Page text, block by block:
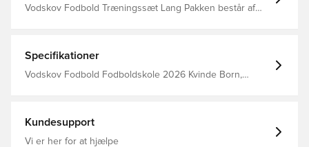
Vodskov Fodbold Træningssæt Lang Pakken består af
Specifikationer
Vodskov Fodbold Fodboldskole 2026 Kvinde Born,
Kundesupport
Vi er her for at hjælpe